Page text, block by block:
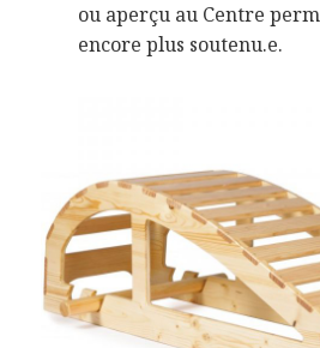
ou aperçu au Centre
encore plus soutenu.e.